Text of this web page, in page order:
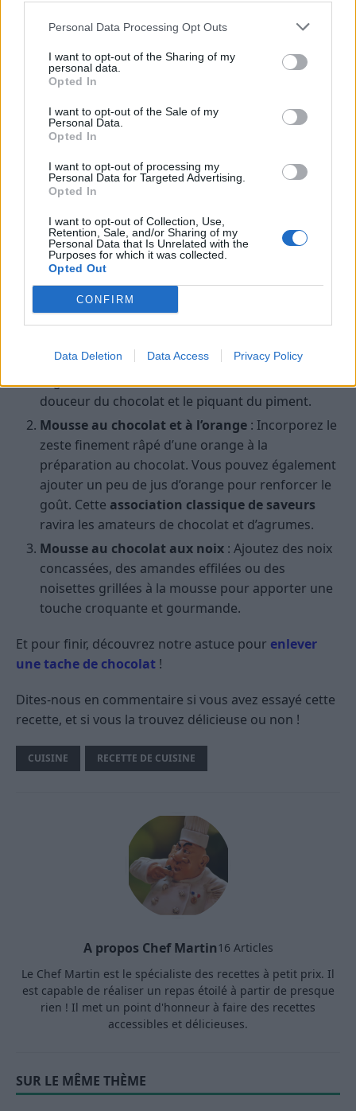
Personal Data Processing Opt Outs
I want to opt-out of the Sharing of my
personal data.
Opted In
I want to opt-out of the Sale of my
Personal Data.
Opted In
I want to opt-out of processing my
Personal Data for Targeted Advertising.
Opted In
I want to opt-out of Collection, Use,
Retention, Sale, and/or Sharing of my
Personal Data that Is Unrelated with the
Purposes for which it was collected.
Opted Out
CONFIRM
Data Deletion Data Access Privacy Policy
de déguster la mousse trop tôt. Laissez-la
reposer au réfrigérateur pendant au moins 2
heures, voire toute une nuit, pour qu’elle prenne
Enfin, pensez à lire nos
astuces pour monter des
Variantes possibles de mousse au
Si vous souhaitez ajouter une touche d’originalité à
votre mousse au chocolat, voici quelques variantes
pour surprendre vos papilles !
Pointe de piment: Ajoutez une pincée de piment
préparation au chocolat pour relever légèrement
le goût et créer un contraste intéressant entre la
douceur du chocolat et le piquant du piment.
Mousse au chocolat et à l’orange : Incorporez le
zeste finement râpé d’une orange à la
préparation au chocolat. Vous pouvez également
ajouter un peu de jus d’orange pour renforcer le
goût. Cette association classique de saveurs
ravira les amateurs de chocolat et d’agrumes.
Mousse au chocolat aux noix : Ajoutez des noix
concassées, des amandes effilées ou des
noisettes grillées à la mousse pour apporter une
touche croquante et gourmande.
Et pour finir, découvrez notre astuce pour enlever
une tache de chocolat !
Dites-nous en commentaire si vous avez essayé cette
recette, et si vous la trouvez délicieuse ou non !
CUISINE RECETTE DE CUISINE
A propos Chef Martin16 Articles
Le Chef Martin est le spécialiste des recettes à petit prix. Il
est capable de réaliser un repas étoilé à partir de presque
rien ! Il met un point d'honneur à faire des recettes
accessibles et délicieuses.
SUR LE MÊME THÈME